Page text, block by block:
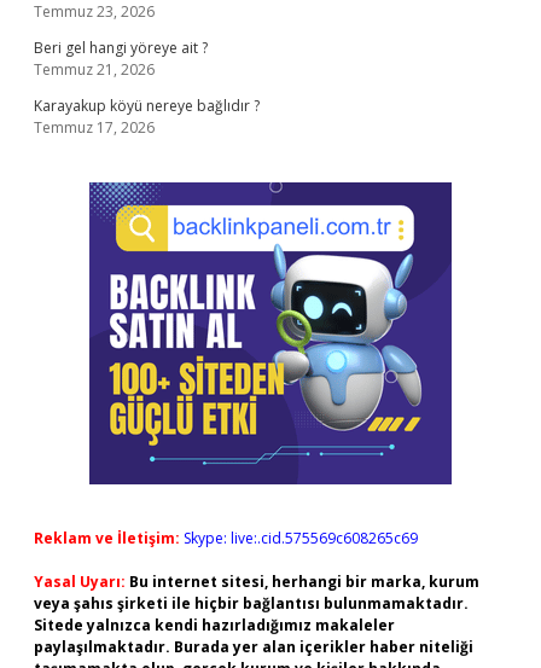
Temmuz 23, 2026
Beri gel hangi yöreye ait ?
Temmuz 21, 2026
Karayakup köyü nereye bağlıdır ?
Temmuz 17, 2026
Reklam ve İletişim: Skype: live:.cid.575569c608265c69
Yasal Uyarı: Bu internet sitesi, herhangi bir marka, kurum
veya şahıs şirketi ile hiçbir bağlantısı bulunmamaktadır.
Sitede yalnızca kendi hazırladığımız makaleler
paylaşılmaktadır. Burada yer alan içerikler haber niteliği